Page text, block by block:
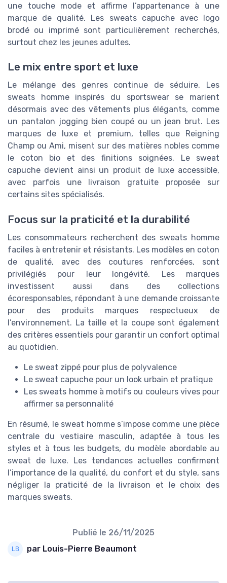
une touche mode et affirme l’appartenance à une
marque de qualité. Les sweats capuche avec logo
brodé ou imprimé sont particulièrement recherchés,
surtout chez les jeunes adultes.
Le mix entre sport et luxe
Le mélange des genres continue de séduire. Les
sweats homme inspirés du sportswear se marient
désormais avec des vêtements plus élégants, comme
un pantalon jogging bien coupé ou un jean brut. Les
marques de luxe et premium, telles que Reigning
Champ ou Ami, misent sur des matières nobles comme
le coton bio et des finitions soignées. Le sweat
capuche devient ainsi un produit de luxe accessible,
avec parfois une livraison gratuite proposée sur
certains sites spécialisés.
Focus sur la praticité et la durabilité
Les consommateurs recherchent des sweats homme
faciles à entretenir et résistants. Les modèles en coton
de qualité, avec des coutures renforcées, sont
privilégiés pour leur longévité. Les marques
investissent aussi dans des collections
écoresponsables, répondant à une demande croissante
pour des produits marques respectueux de
l’environnement. La taille et la coupe sont également
des critères essentiels pour garantir un confort optimal
au quotidien.
Le sweat zippé pour plus de polyvalence
Le sweat capuche pour un look urbain et pratique
Les sweats homme à motifs ou couleurs vives pour
affirmer sa personnalité
En résumé, le sweat homme s’impose comme une pièce
centrale du vestiaire masculin, adaptée à tous les
styles et à tous les budgets, du modèle abordable au
sweat de luxe. Les tendances actuelles confirment
l’importance de la qualité, du confort et du style, sans
négliger la praticité de la livraison et le choix des
marques sweats.
Publié le 26/11/2025
par Louis-Pierre Beaumont